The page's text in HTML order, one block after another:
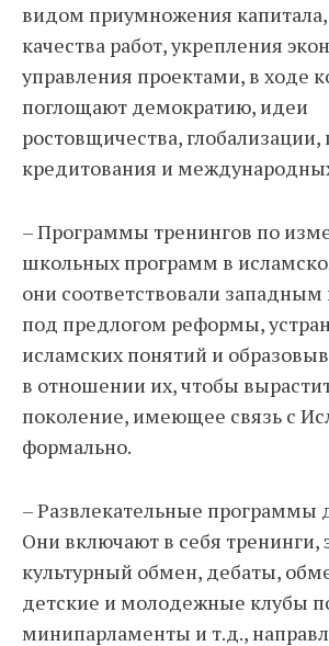
видом приумножения
качества работ, укрепления
управления проектами, в ходе
поглощают демократию, идеи
ростовщичества, глобализации,
кредитования и
– Программы тренингов по
школьных программ в
они соответствовали
под предлогом реформы,
исламских понятий и
в отношении их, чтобы
поколение, имеющее связь с
формально.
– Развлекательные программы
Они включают в себя тренинги,
культурный обмен, дебаты,
детские и молодежные клубы
минипарламенты и т.д.,